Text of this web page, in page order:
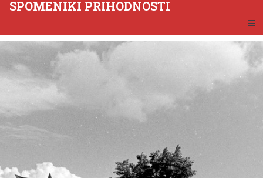
SPOMENIKI PRIHODNOSTI